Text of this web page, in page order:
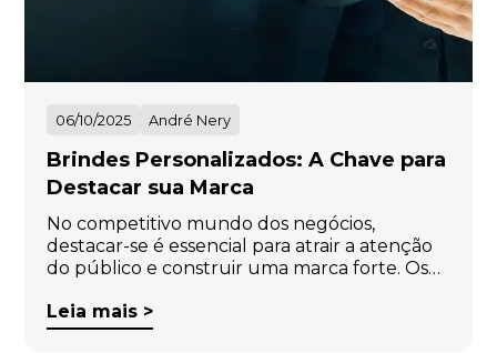
06/10/2025 André Nery
Brindes Personalizados: A Chave para
Destacar sua Marca
No competitivo mundo dos negócios,
destacar-se é essencial para atrair a atenção
do público e construir uma marca forte. Os…
Leia mais >